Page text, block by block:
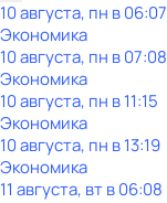
10 августа, пн в 06:07
Экономика
10 августа, пн в 07:08
Экономика
10 августа, пн в 11:15
Экономика
10 августа, пн в 13:19
Экономика
11 августа, вт в 06:08